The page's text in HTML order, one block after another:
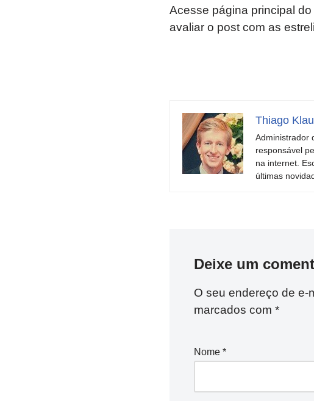
Acesse página principal do
avaliar o post com as
Thiago
Administrador
responsável
na internet.
últimas
Deixe um
O seu endereço de e-
marcados com *
Nome *